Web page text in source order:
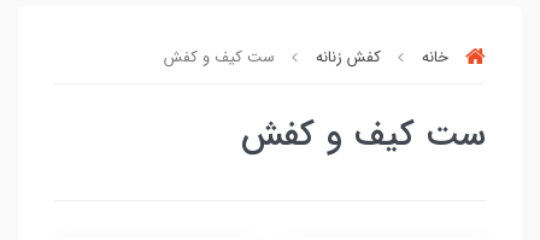
خانه کفش زنانه ست کیف و کفش
ست کیف و کفش